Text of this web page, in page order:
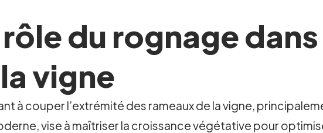
du rognage dans
vigne
à couper l’extrémité des rameaux de la vigne,
vise à maîtriser la croissance végétative pour